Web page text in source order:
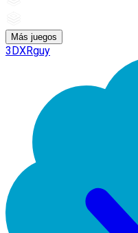
Más juegos
3DXRguy